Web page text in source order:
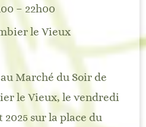
– 22h00
le Vieux
Marché du Soir de
le Vieux, le vendredi
2025 sur la place du